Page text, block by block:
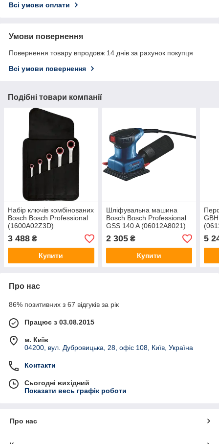
Всі умови оплати
Умови повернення
Повернення товару впродовж 14 днів за рахунок покупця
Всі умови повернення
Подібні товари компанії
Набір ключів комбінованих
Bosch Bosch Professional
(1600A02Z3D)
3 488 ₴
Купити
Шліфувальна машина
Bosch Bosch Professional
GSS 140 A (06012A8021)
2 305₴
Купити
5
Про нас
86% позитивних з 67 відгуків за рік
Працює з 03.08.2015
м. Київ
04200, вул. Дубровицька, 28, офіс 108, Київ, Україна
Контакти
Сьогодні вихідний
Показати весь графік роботи
Про нас